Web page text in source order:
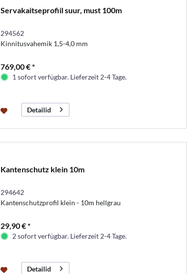
Servakaitseprofiil suur, must 100m
294562
Kinnitusvahemik 1,5-4,0 mm
769,00 € *
1 sofort verfügbar. Lieferzeit 2-4 Tage.
Detailid
Kantenschutz klein 10m
294642
Kantenschutzprofil klein - 10m hellgrau
29,90 € *
2 sofort verfügbar. Lieferzeit 2-4 Tage.
Detailid